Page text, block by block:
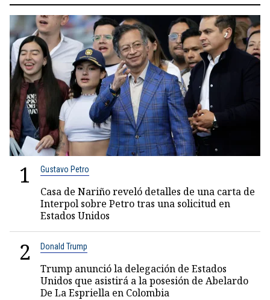
1 Gustavo Petro
Casa de Nariño reveló detalles de una carta de
Interpol sobre Petro tras una solicitud en
Estados Unidos
2 Donald Trump
Trump anunció la delegación de Estados
Unidos que asistirá a la posesión de Abelardo
De La Espriella en Colombia